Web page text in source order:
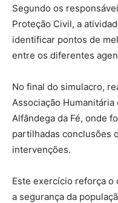
Segundo os
Proteção Civil, a
identificar pontos de
entre os diferentes
No final do simulacro,
Associação
Alfândega da Fé, onde
partilhadas conclusões
intervenções.
Este exercício reforça o
a segurança da